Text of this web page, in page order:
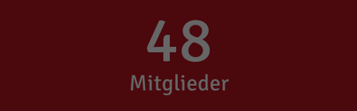
48
Mitglieder